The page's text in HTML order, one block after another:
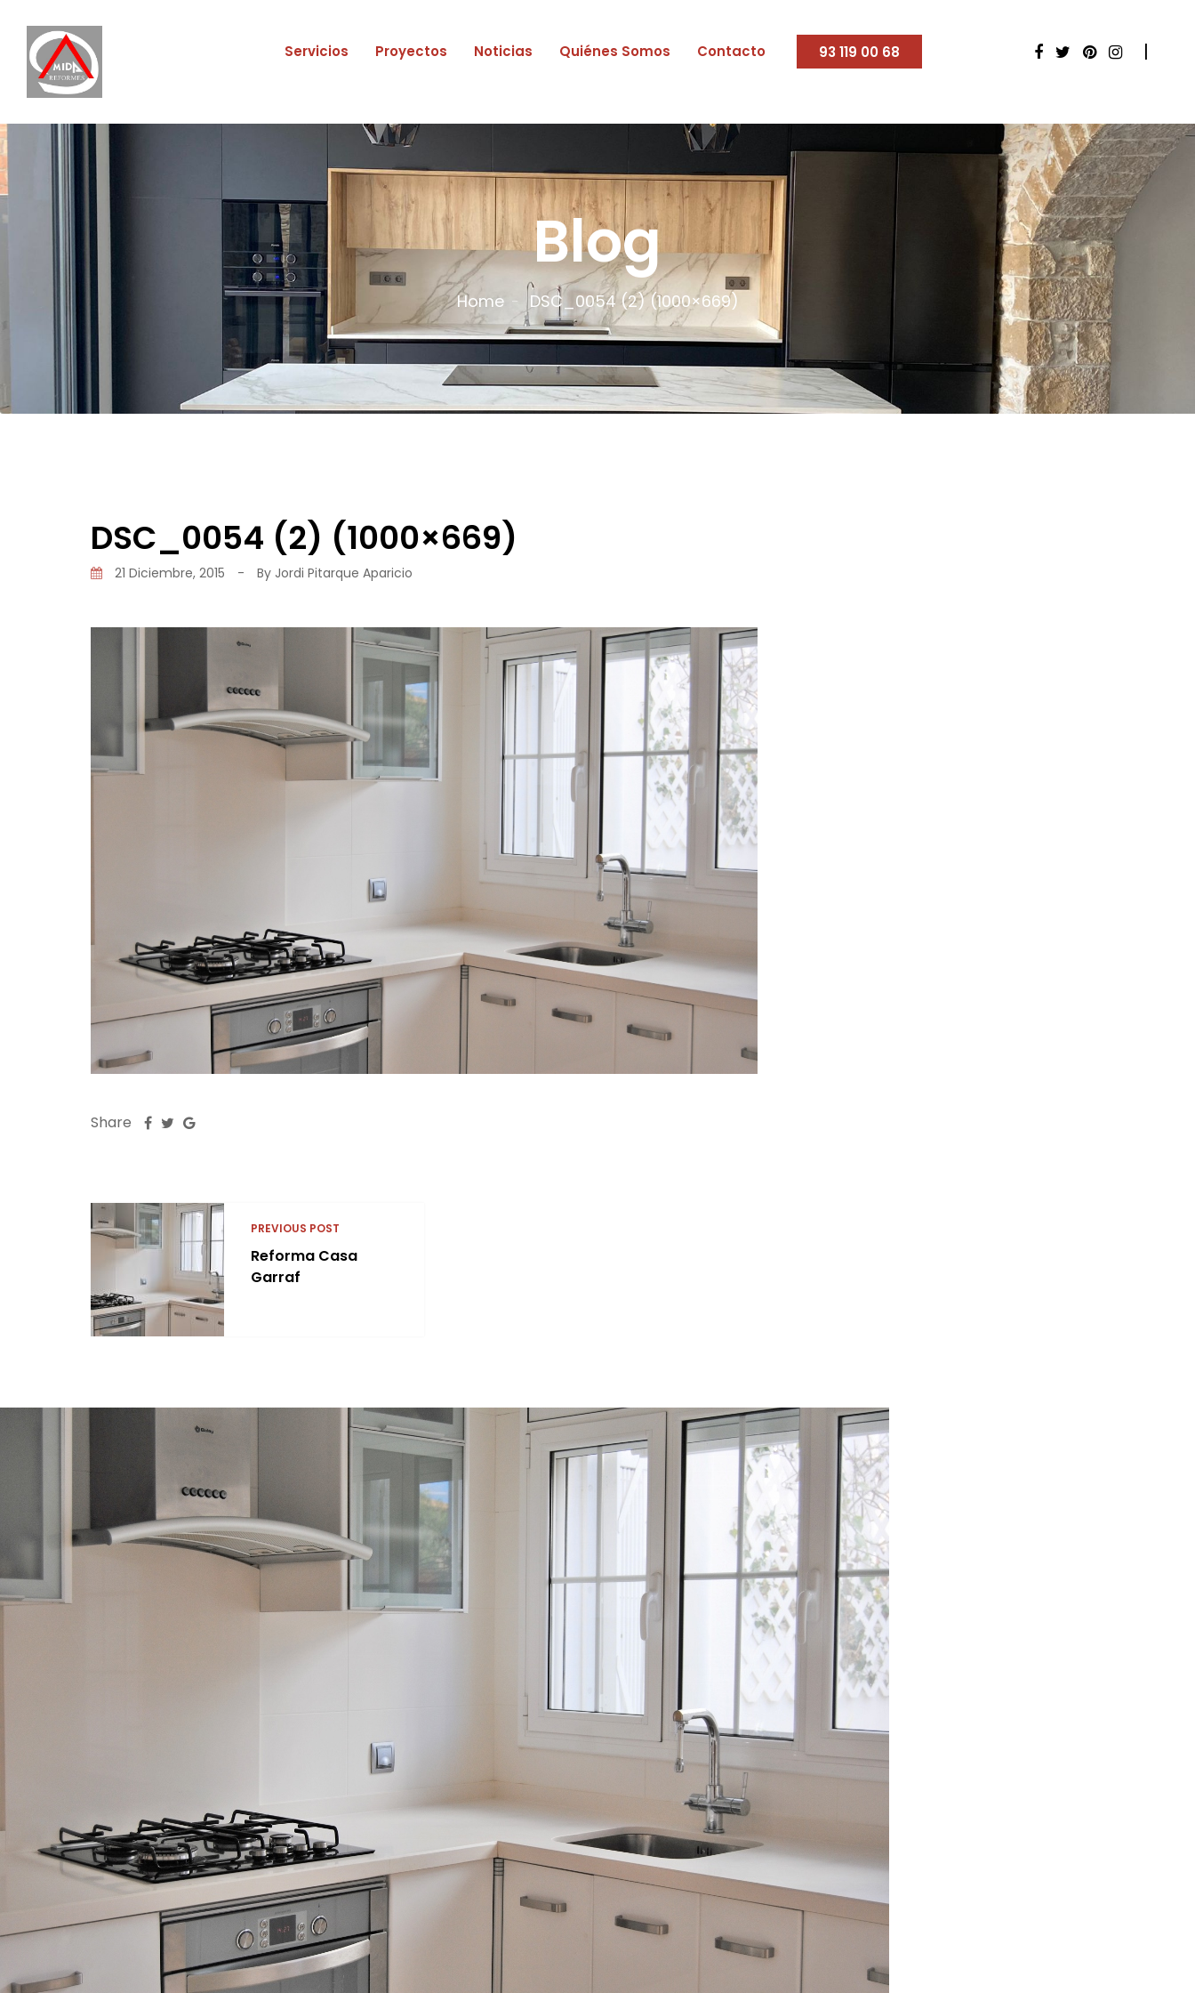
Servicios Proyectos Noticias Quiénes Somos Contacto 93 119 00 68
Blog
Home DSC_0054 (2) (1000×669)
DSC_0054 (2) (1000×669)
21 Diciembre, 2015 - By Jordi Pitarque Aparicio
Share
PREVIOUS POST
Reforma Casa
Garraf